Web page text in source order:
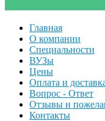
Главная
О компании
Специальности
ВУЗы
Цены
Оплата и
Вопрос - Ответ
Отзывы и
Контакты